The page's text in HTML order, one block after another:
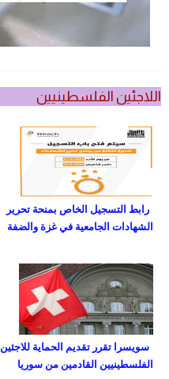
اللاجئين الفلسطينيين
رابط التسجيل الخاص بمنحة تحرير
الشهادات الجامعية في غزة والضفة
سويسرا تقرر تقديم الحماية للاجئين
الفلسطينيين القادمين من سوريا